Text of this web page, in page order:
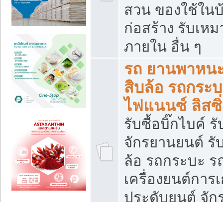
สวน ของใช้ใน
ก่อสร้าง รับเห
ภายใน อื่น ๆ
รถ ยานพาหน
สิบล้อ รถกระ
ไฟแนนซ์ ลิส
รับซื้อบิ๊กไบค์
จักรยานยนต์ รั
ล้อ รถกระบะ
เครื่องยนต์การ
ประดับยนต์ จัก